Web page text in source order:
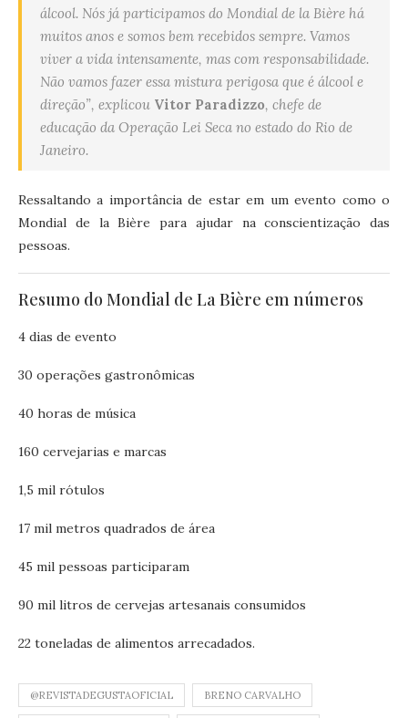
álcool. Nós já participamos do Mondial de la Bière há
muitos anos e somos bem recebidos sempre. Vamos
viver a vida intensamente, mas com responsabilidade.
Não vamos fazer essa mistura perigosa que é álcool e
direção”, explicou Vitor Paradizzo, chefe de
educação da Operação Lei Seca no estado do Rio de
Janeiro.
Ressaltando a importância de estar em um evento como o
Mondial de la Bière para ajudar na conscientização das
pessoas.
Resumo do Mondial de La Bière em números
4 dias de evento
30 operações gastronômicas
40 horas de música
160 cervejarias e marcas
1,5 mil rótulos
17 mil metros quadrados de área
45 mil pessoas participaram
90 mil litros de cervejas artesanais consumidos
22 toneladas de alimentos arrecadados.
@REVISTADEGUSTAOFICIAL BRENO CARVALHO